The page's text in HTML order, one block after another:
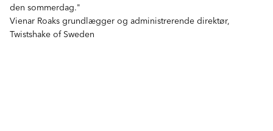
den sommerdag."
Vienar Roaks grundlægger og administrerende direktør,
Twistshake of Sweden